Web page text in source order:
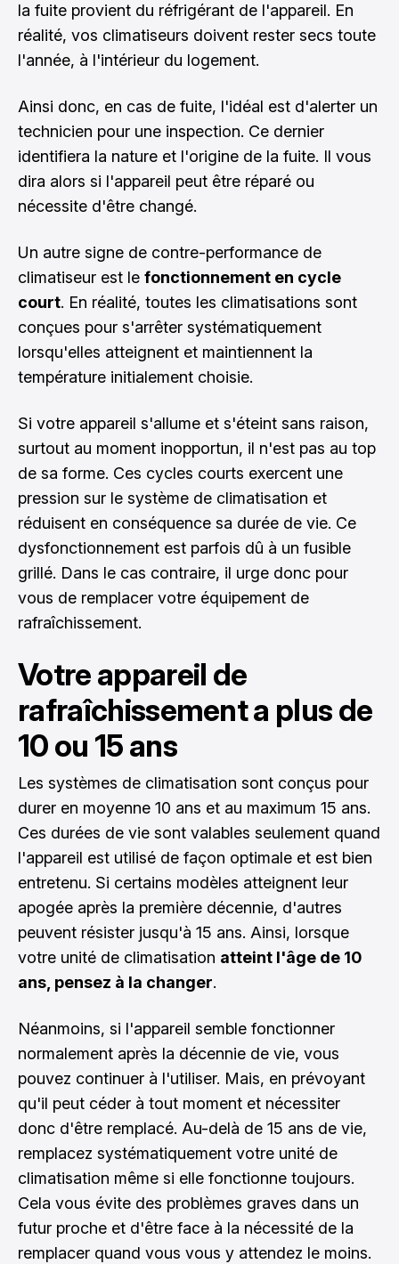
la fuite provient du réfrigérant de l'appareil. En
réalité, vos climatiseurs doivent rester secs toute
l'année, à l'intérieur du logement.
Ainsi donc, en cas de fuite, l'idéal est d'alerter un
technicien pour une inspection. Ce dernier
identifiera la nature et l'origine de la fuite. Il vous
dira alors si l'appareil peut être réparé ou
nécessite d'être changé.
Un autre signe de contre-performance de
climatiseur est le fonctionnement en cycle
court. En réalité, toutes les climatisations sont
conçues pour s'arrêter systématiquement
lorsqu'elles atteignent et maintiennent la
température initialement choisie.
Si votre appareil s'allume et s'éteint sans raison,
surtout au moment inopportun, il n'est pas au top
de sa forme. Ces cycles courts exercent une
pression sur le système de climatisation et
réduisent en conséquence sa durée de vie. Ce
dysfonctionnement est parfois dû à un fusible
grillé. Dans le cas contraire, il urge donc pour
vous de remplacer votre équipement de
rafraîchissement.
Votre appareil de
rafraîchissement a plus de
10 ou 15 ans
Les systèmes de climatisation sont conçus pour
durer en moyenne 10 ans et au maximum 15 ans.
Ces durées de vie sont valables seulement quand
l'appareil est utilisé de façon optimale et est bien
entretenu. Si certains modèles atteignent leur
apogée après la première décennie, d'autres
peuvent résister jusqu'à 15 ans. Ainsi, lorsque
votre unité de climatisation atteint l'âge de 10
ans, pensez à la changer.
Néanmoins, si l'appareil semble fonctionner
normalement après la décennie de vie, vous
pouvez continuer à l'utiliser. Mais, en prévoyant
qu'il peut céder à tout moment et nécessiter
donc d'être remplacé. Au-delà de 15 ans de vie,
remplacez systématiquement votre unité de
climatisation même si elle fonctionne toujours.
Cela vous évite des problèmes graves dans un
futur proche et d'être face à la nécessité de la
remplacer quand vous vous y attendez le moins.